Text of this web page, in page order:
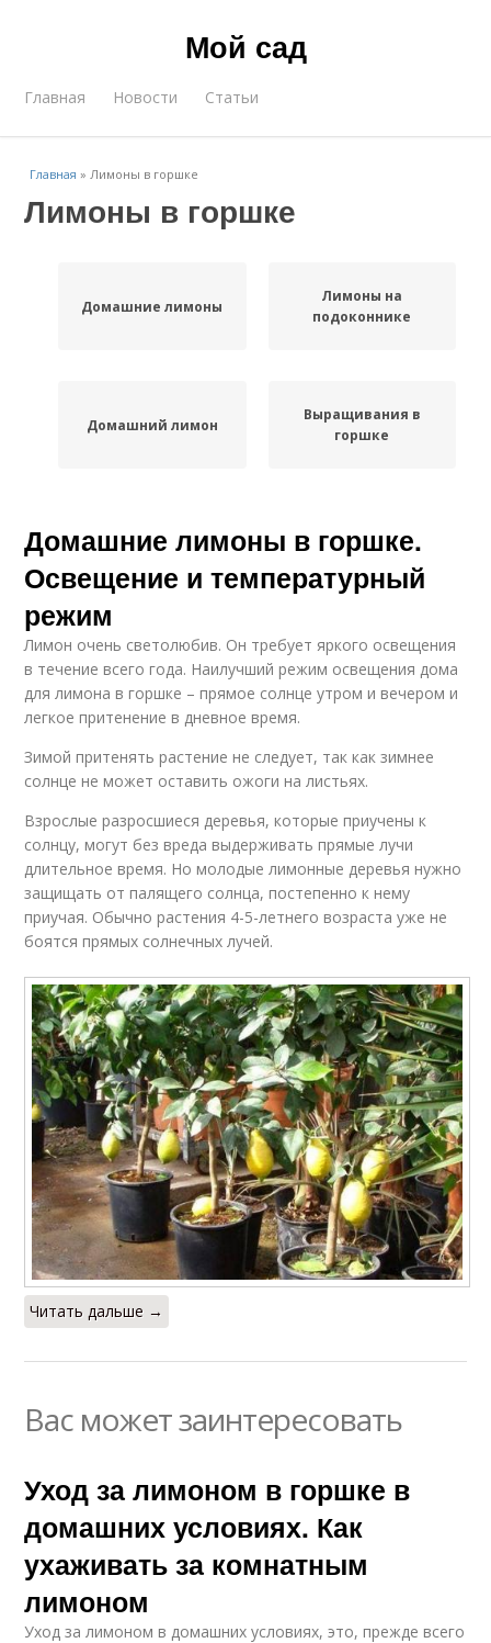
Мой сад
Главная Новости Статьи
Главная »Лимоны в горшке
Лимоны в горшке
Домашние лимоны
Лимоны на
подоконнике
Домашний лимон
Выращивания в
горшке
Домашние лимоны в горшке.
Освещение и температурный
режим
Лимон очень светолюбив. Он требует яркого освещения
в течение всего года. Наилучший режим освещения дома
для лимона в горшке – прямое солнце утром и вечером и
легкое притенение в дневное время.
Зимой притенять растение не следует, так как зимнее
солнце не может оставить ожоги на листьях.
Взрослые разросшиеся деревья, которые приучены к
солнцу, могут без вреда выдерживать прямые лучи
длительное время. Но молодые лимонные деревья нужно
защищать от палящего солнца, постепенно к нему
приучая. Обычно растения 4-5-летнего возраста уже не
боятся прямых солнечных лучей.
Читать дальше →
Вас может заинтересовать
Уход за лимоном в горшке в
домашних условиях. Как
ухаживать за комнатным
лимоном
Уход за лимоном в домашних условиях, это, прежде всего